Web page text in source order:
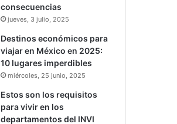
consecuencias
jueves, 3 julio, 2025
Destinos económicos para
viajar en México en 2025:
10 lugares imperdibles
miércoles, 25 junio, 2025
Estos son los requisitos
para vivir en los
departamentos del INVI